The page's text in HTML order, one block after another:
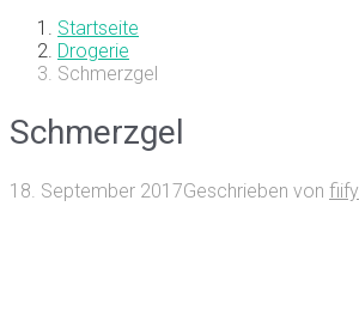
Startseite
Drogerie
Schmerzgel
Schmerzgel
18. September 2017Geschrieben von fiify